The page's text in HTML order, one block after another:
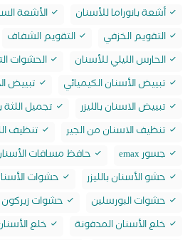
أشعة بانوراما للأسنان
الأشعة
التقويم الخزفي
التقويم الشفاف
الحارس الليلي للأسنان
الحشوات
تبييض الأسنان الكيميائي
تبييض
تبييض الاسنان بالليزر
تجميل اللثة
تنظيف الاسنان من الجير
تنظيف
جسور emax
حافظ مسافات
حشو الأسنان بالليزر
حشوات
حشوات البورسلين
حشوات زيركون
خلع الأسنان المدفونة
خلع